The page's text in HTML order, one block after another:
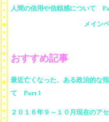
人間の信用や信頼感について
メイン
おすすめ記事
最近亡くなった、ある政治的な
て Part 1
２０１６年９～１０月現在のア